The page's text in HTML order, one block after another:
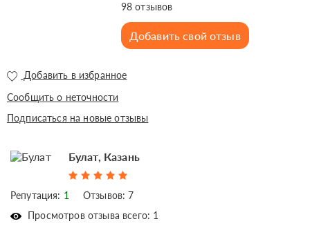
98 отзывов
Добавить свой отзыв
Добавить в избранное
Сообщить о неточности
Подписаться на новые отзывы
Булат, Казань
Репутация: 1
Отзывов: 7
Просмотров отзыва всего: 1